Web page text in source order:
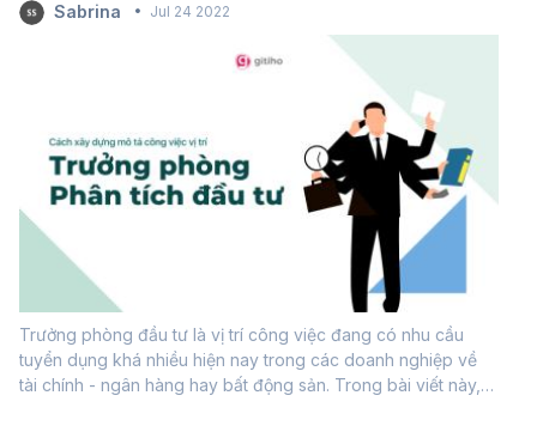
Sabrina Jul 24 2022
Trưởng phòng đầu tư là vị trí công việc đang có nhu cầu
tuyển dụng khá nhiều hiện nay trong các doanh nghiệp về
tài chính - ngân hàng hay bất động sản. Trong bài viết này,